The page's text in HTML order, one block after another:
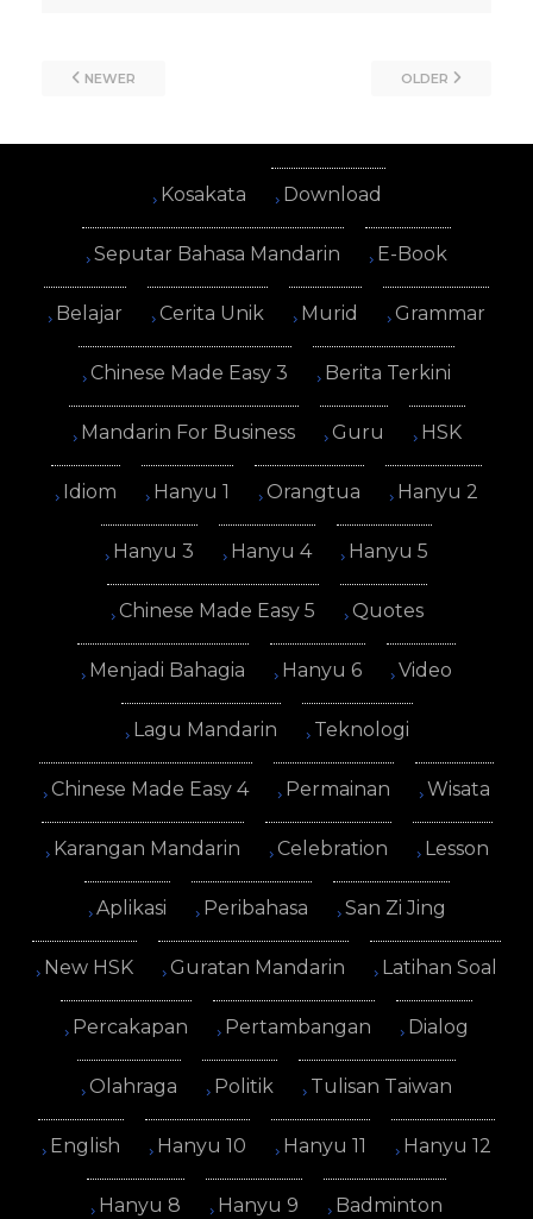
NEWER OLDER
Kosakata Download
Seputar Bahasa Mandarin E-Book
Belajar Cerita Unik Murid Grammar
Chinese Made Easy 3 Berita Terkini
Mandarin For Business Guru HSK
Idiom Hanyu 1 Orangtua Hanyu 2
Hanyu 3 Hanyu 4 Hanyu 5
Chinese Made Easy 5 Quotes
Menjadi Bahagia Hanyu 6 Video
Lagu Mandarin Teknologi
Chinese Made Easy 4 Permainan Wisata
Karangan Mandarin Celebration Lesson
Aplikasi Peribahasa San Zi Jing
New HSK Guratan Mandarin Latihan Soal
Percakapan Pertambangan Dialog
Olahraga Politik Tulisan Taiwan
English Hanyu 10 Hanyu 11 Hanyu 12
Hanyu 8 Hanyu 9 Badminton